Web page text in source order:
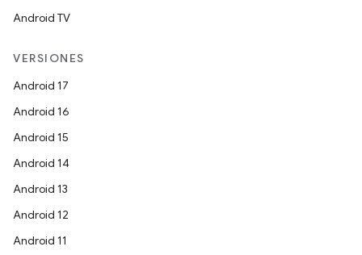
Android TV
VERSIONES
Android 17
Android 16
Android 15
Android 14
Android 13
Android 12
Android 11